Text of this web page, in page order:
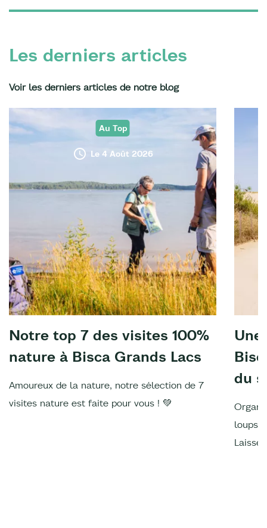
Les derniers articles
Voir les derniers articles de notre blog
Au Top
Le 4 Août 2026
Notre top 7 des visites 100%
nature à Bisca Grands Lacs
Amoureux de la nature, notre sélection de 7
visites nature est faite pour vous ! 💚
du
loups,